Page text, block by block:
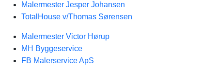
Malermester Jesper Johansen
TotalHouse v/Thomas Sørensen
Malermester Victor Hørup
MH Byggeservice
FB Malerservice ApS